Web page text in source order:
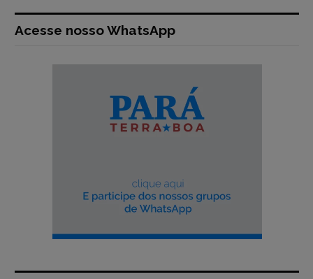
Acesse nosso WhatsApp